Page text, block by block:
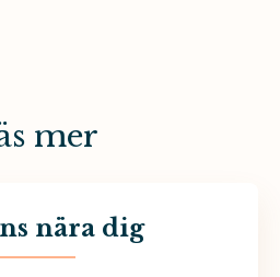
mer
nära dig